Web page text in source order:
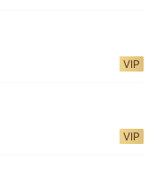
VIP
VIP